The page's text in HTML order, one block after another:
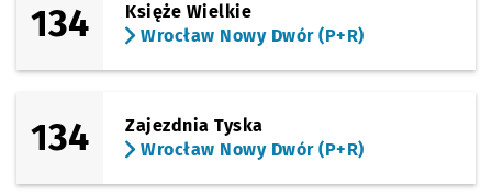
134
Księże Wielkie
Wrocław Nowy Dwór (P+R)
134
Zajezdnia Tyska
Wrocław Nowy Dwór (P+R)